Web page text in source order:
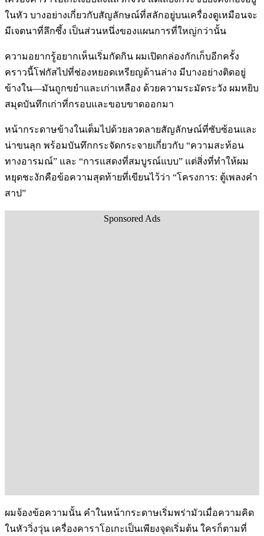
ในหัว บางอย่างเกี่ยวกับสัญลักษณ์ที่สลักอยู่บนเครื่องดูเหมือนจะ
มีเจตนาที่ลึกซึ้ง เป็นส่วนหนึ่งของแผนการที่ใหญ่กว่านั้น
ความอยากรู้อยากเห็นเริ่มกัดกิน ผมเปิดกล่องกักเก็บอีกครั้ง
คราวนี้โฟกัสไปที่ช่องหยอดเหรียญด้านล่าง มีบางอย่างติดอยู่
ข้างใน—มันถูกขยำและเก่าเหลือง ด้วยความระมัดระวัง ผมหยิบ
สมุดบันทึกเก่าที่กรอบและขอบขาดออกมา
หน้ากระดาษข้างในเต็มไปด้วยลวดลายสัญลักษณ์ที่ซับซ้อนและ
น่าขนลุก พร้อมบันทึกกระจัดกระจายเกี่ยวกับ “ความสะท้อน
ทางอารมณ์” และ “การแสดงที่สมบูรณ์แบบ” แต่สิ่งที่ทำให้ผม
หยุดชะงักคือข้อความสุดท้ายที่เขียนไว้ว่า “โครงการ: ตู้เพลงคำ
สาป”
Sponsored Ads
ผมจ้องข้อความนั้น คำในหน้ากระดาษเริ่มพร่ามัวเมื่อความคิด
ในหัววิ่งวุ่น เครื่องคาราโอเกะเป็นเพียงจุดเริ่มต้น ใครก็ตามที่